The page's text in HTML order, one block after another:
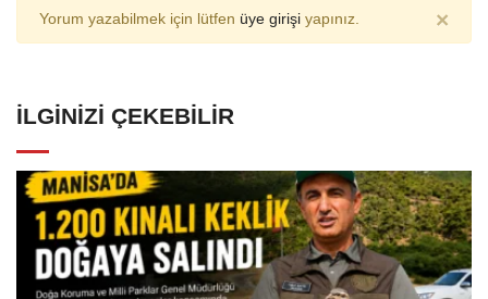
Yorum yazabilmek için lütfen üye girişi yapınız. ×
İLGINIZI ÇEKEBILIR